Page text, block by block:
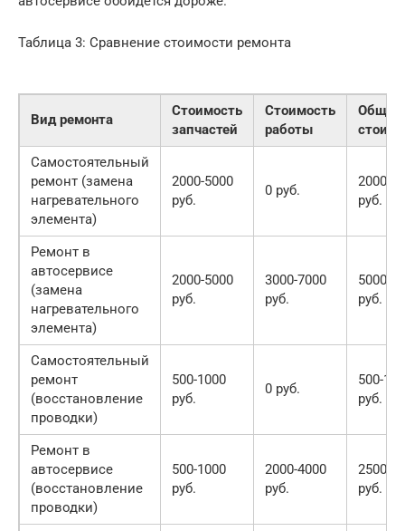
Таблица 3: Сравнение стоимости ремонта
Вид ремонта
Стоимость
запчастей
Стоимость
работы
Общая
Самостоятельный
ремонт (замена
нагревательного
элемента)
2000-5000
руб.
0 руб.
2000-
руб.
Ремонт в
автосервисе
(замена
нагревательного
элемента)
2000-5000
руб.
3000-7000
руб.
5000-
руб.
Самостоятельный
ремонт
(восстановление
проводки)
500-1000
руб.
0 руб.
500-
руб.
Ремонт в
автосервисе
(восстановление
проводки)
500-1000
руб.
2000-4000
руб.
2500-
руб.